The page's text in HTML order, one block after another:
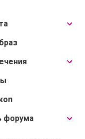
форума